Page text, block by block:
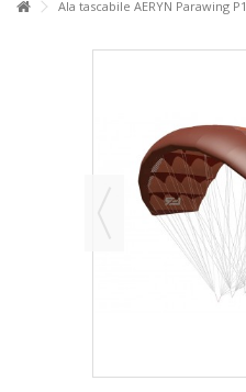
Ala tascabile AERYN Parawing P1